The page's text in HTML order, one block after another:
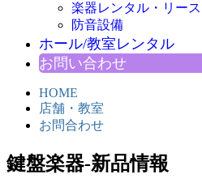
楽器レンタル・リース
防音設備
ホール/教室レンタル
お問い合わせ
HOME
店舗・教室
お問合わせ
鍵盤楽器-新品情報